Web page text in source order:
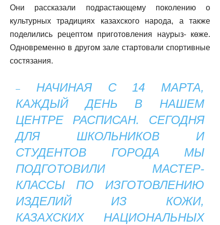
Они рассказали подрастающему поколению о
культурных традициях казахского народа, а также
поделились рецептом приготовления наурыз- көже.
Одновременно в другом зале стартовали спортивные
состязания.
–
НАЧИНАЯ С 14 МАРТА,
КАЖДЫЙ ДЕНЬ В НАШЕМ
ЦЕНТРЕ РАСПИСАН. СЕГОДНЯ
ДЛЯ ШКОЛЬНИКОВ И
СТУДЕНТОВ ГОРОДА МЫ
ПОДГОТОВИЛИ МАСТЕР-
КЛАССЫ ПО ИЗГОТОВЛЕНИЮ
ИЗДЕЛИЙ ИЗ КОЖИ,
КАЗАХСКИХ НАЦИОНАЛЬНЫХ